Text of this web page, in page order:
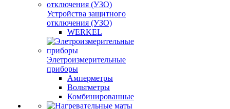
Устройства защитного
отключения (УЗО)
WERKEL
Элетроизмерительные
приборы
Амперметры
Вольтметры
Комбинированные